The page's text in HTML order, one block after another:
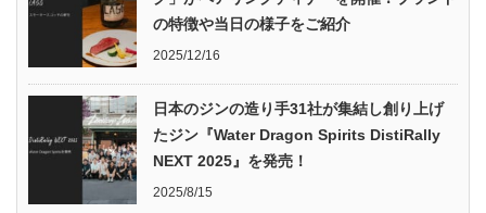
の特徴や当日の様子をご紹介
2025/12/16
日本のジンの造り手31社が集結し創り上げ
たジン『Water Dragon Spirits DistiRally
NEXT 2025』を発売！
2025/8/15